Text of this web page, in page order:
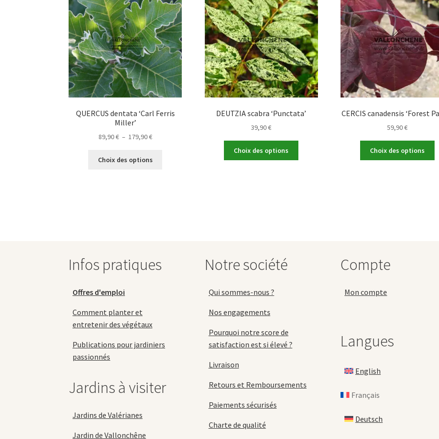
QUERCUS dentata ‘Carl Ferris
Miller’
89,90€ – 179,90€Plage
prix :
Choix des options
DEUTZIA scabra ‘Punctata’
39,90€
Choix des options
CERCIS canadensis ‘Forest
59,90€
Choix des options
Infos pratiques
Offres d'emploi
Comment planter et
entretenir des végétaux
Publications pour jardiniers
passionnés
Jardins à visiter
Jardins de Valérianes
Jardin de Vallonchêne
Notre société
Qui sommes-nous ?
Nos engagements
Pourquoi notre score de
satisfaction est si élevé ?
Livraison
Retours et Remboursements
Paiements sécurisés
Charte de qualité
Compte
Mon compte
Langues
English
Français
Deutsch